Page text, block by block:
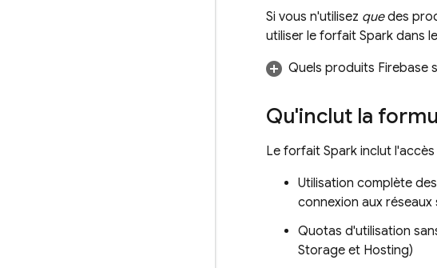
Si vous n'utilisez quedes
utiliser le forfait Spark dans
Quels produits Firebase
Qu'inclut la
Le forfait Spark inclut
Utilisation complète
connexion aux réseaux
Quotas d'utilisation
Storage et Hosting)